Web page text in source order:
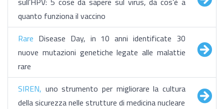
quanto funziona il vaccino
Rare Disease Day, in 10 anni identificate 30
nuove mutazioni genetiche legate alle malattie
rare
SIREN, uno strumento per migliorare la cultura
della sicurezza nelle strutture di medicina nucleare